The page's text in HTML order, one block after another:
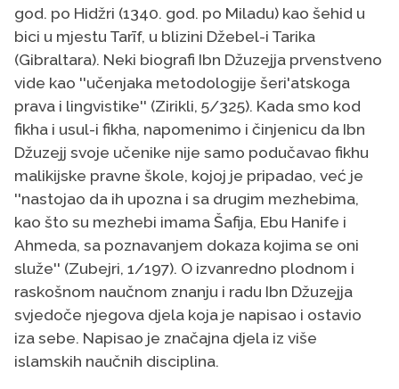
god. po Hidžri (1340. god. po Miladu) kao šehid u
bici u mjestu Tarīf, u blizini Džebel-i Tarika
(Gibraltara). Neki biografi Ibn Džuzejja prvenstveno
vide kao ''učenjaka metodologije šeri'atskoga
prava i lingvistike'' (Zirikli, 5/325). Kada smo kod
fikha i usul-i fikha, napomenimo i činjenicu da Ibn
Džuzejj svoje učenike nije samo podučavao fikhu
malikijske pravne škole, kojoj je pripadao, već je
''nastojao da ih upozna i sa drugim mezhebima,
kao što su mezhebi imama Šafija, Ebu Hanife i
Ahmeda, sa poznavanjem dokaza kojima se oni
služe'' (Zubejri, 1/197). O izvanredno plodnom i
raskošnom naučnom znanju i radu Ibn Džuzejja
svjedoče njegova djela koja je napisao i ostavio
iza sebe. Napisao je značajna djela iz više
islamskih naučnih disciplina.